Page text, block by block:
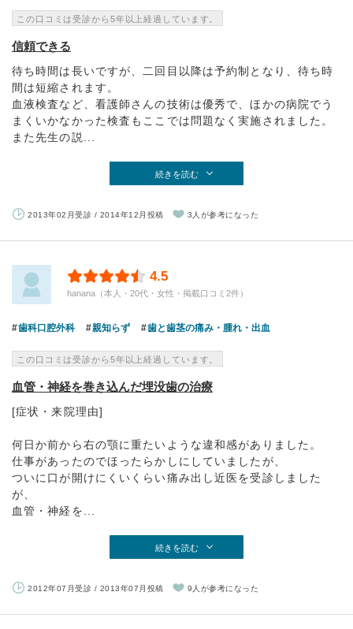
この口コミは受診から5年以上経過しています。
信頼できる
待ち時間は長いですが、二回目以降は予約制となり、待ち時
間は短縮されます。
血液検査など、看護師さんの技術は優秀で、ほかの病院でう
まくいかなかった検査もここでは問題なく実施されました。
また先生の説...
続きを読む
2013年02月受診 / 2014年12月投稿 3人が参考になった
4.5
hanana（本人・20代・女性・掲載口コミ2件）
歯科口腔外科 親知らず 歯と歯茎の痛み・腫れ・出血
この口コミは受診から5年以上経過しています。
血管・神経を巻き込んだ埋没歯の治療
[症状・来院理由]
何日か前から右の顎に重たいような違和感がありました。
仕事があったのでほったらかしにしていましたが、
ついに口が開けにくいくらい痛み出し近医を受診しました
が、
血管・神経を...
続きを読む
2012年07月受診 / 2013年07月投稿 9人が参考になった